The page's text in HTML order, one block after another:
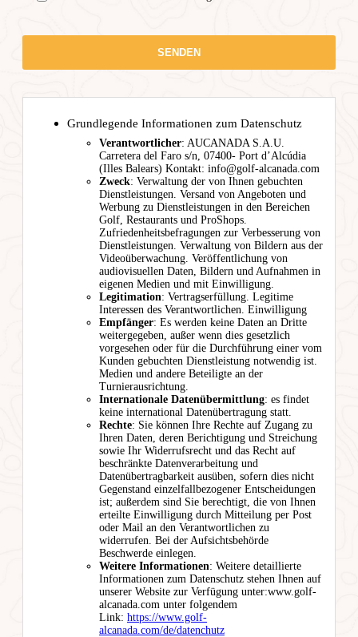
Grundlegende Informationen zum Datenschutz
Verantwortlicher: AUCANADA S.A.U.
Carretera del Faro s/n, 07400- Port d’Alcúdia
(Illes Balears) Kontakt: info@golf-alcanada.com
Zweck: Verwaltung der von Ihnen gebuchten
Dienstleistungen. Versand von Angeboten und
Werbung zu Dienstleistungen in den Bereichen
Golf, Restaurants und ProShops.
Zufriedenheitsbefragungen zur Verbesserung von
Dienstleistungen. Verwaltung von Bildern aus der
Videoüberwachung. Veröffentlichung von
audiovisuellen Daten, Bildern und Aufnahmen in
eigenen Medien und mit Einwilligung.
Legitimation: Vertragserfüllung. Legitime
Interessen des Verantwortlichen. Einwilligung
Empfänger: Es werden keine Daten an Dritte
weitergegeben, außer wenn dies gesetzlich
vorgesehen oder für die Durchführung einer vom
Kunden gebuchten Dienstleistung notwendig ist.
Medien und andere Beteiligte an der
Turnierausrichtung.
Internationale Datenübermittlung: es findet
keine international Datenübertragung statt.
Rechte: Sie können Ihre Rechte auf Zugang zu
Ihren Daten, deren Berichtigung und Streichung
sowie Ihr Widerrufsrecht und das Recht auf
beschränkte Datenverarbeitung und
Datenübertragbarkeit ausüben, sofern dies nicht
Gegenstand einzelfallbezogener Entscheidungen
ist; außerdem sind Sie berechtigt, die von Ihnen
erteilte Einwilligung durch Mitteilung per Post
oder Mail an den Verantwortlichen zu
widerrufen. Bei der Aufsichtsbehörde
Beschwerde einlegen.
Weitere Informationen: Weitere detaillierte
Informationen zum Datenschutz stehen Ihnen auf
unserer Website zur Verfügung unter:www.golf-
alcanada.com unter folgendem
Link: https://www.golf-
alcanada.com/de/datenchutz